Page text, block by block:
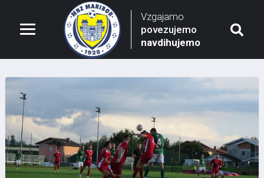
Vzgajamo
povezujemo
navdihujemo